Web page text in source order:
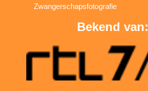
Zwangerschapsfotografie
Bekend van: